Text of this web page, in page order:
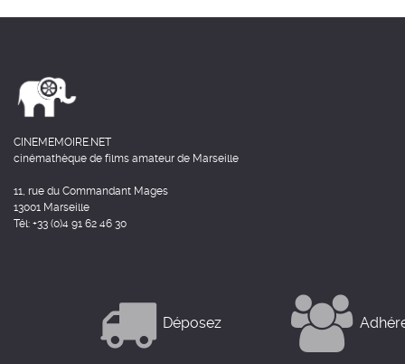
CINEMEMOIRE.NET
cinémathèque de films amateur de Marseille
11, rue du Commandant Mages
13001 Marseille
Tél: +33 (0)4 91 62 46 30
Déposez